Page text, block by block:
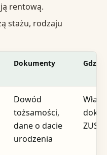
rentową.
stażu, rodzaju
Dokumenty Gdzie
Dowód
tożsamości,
dane o dacie
urodzenia
ZUS